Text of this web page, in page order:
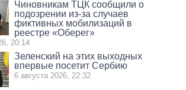
Чиновникам ТЦК сообщили о
подозрении из-за случаев
фиктивных мобилизаций в
реестре «Оберег»
20:14
Зеленский на этих выходных
впервые посетит Сербию
6 августа 2026, 22:32